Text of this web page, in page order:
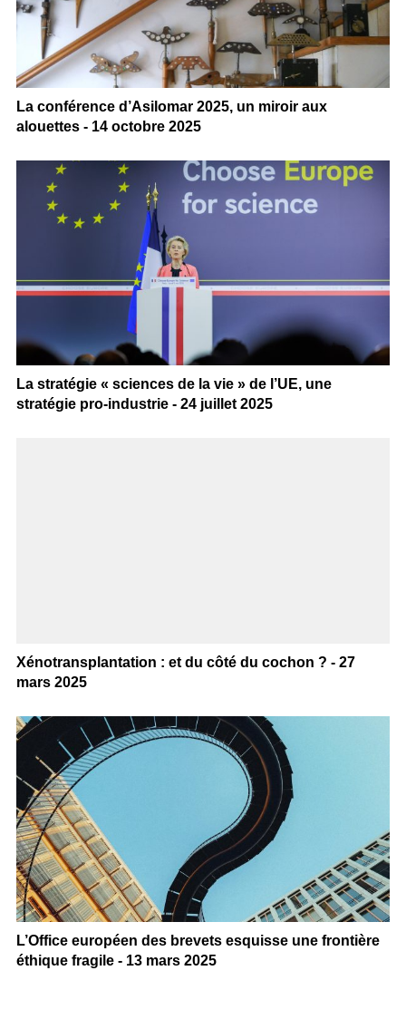
La conférence d’Asilomar 2025, un miroir aux
alouettes - 14 octobre 2025
La stratégie « sciences de la vie » de l’UE, une
stratégie pro-industrie - 24 juillet 2025
Xénotransplantation : et du côté du cochon ? - 27
mars 2025
L’Office européen des brevets esquisse une frontière
éthique fragile - 13 mars 2025